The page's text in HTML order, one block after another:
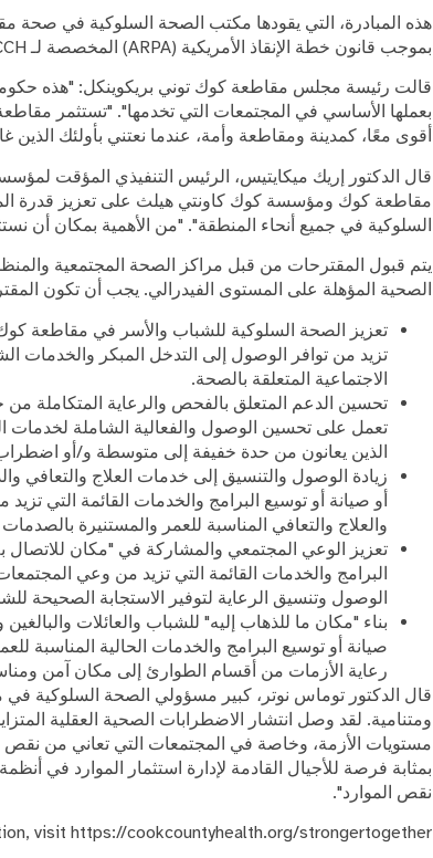
بموجب قانون خطة الإنقاذ الأمريكية (ARPA) المخصصة لـ CCH من قبل
قالت رئيسة مجلس مقاطعة كوك توني بريكوينكل: "هذه
بعملها الأساسي في المجتمعات التي تخدمها". "تستثمر
أقوى معًا، كمدينة ومقاطعة وأمة، عندما نعتني بأولئك الذين
قال الدكتور إريك ميكايتيس، الرئيس التنفيذي المؤقت
مقاطعة كوك ومؤسسة كوك كاونتي هيلث على تعزيز قدرة
السلوكية في جميع أنحاء المنطقة". "من الأهمية بمكان أن
يتم قبول المقترحات من قبل مراكز الصحة المجتمعية
الصحية المؤهلة على المستوى الفيدرالي. يجب أن تكون
تعزيز الصحة السلوكية للشباب والأسر في مقاطعة
تزيد من توافر الوصول إلى التدخل المبكر والخدمات
الاجتماعية المتعلقة بالصحة.
تحسين الدعم المتعلق بالفحص والرعاية المتكاملة من
تعمل على تحسين الوصول والفعالية الشاملة لخدمات
الذين يعانون من حدة خفيفة إلى متوسطة و/أو
زيادة الوصول والتنسيق إلى خدمات العلاج والتعافي
أو صيانة أو توسيع البرامج والخدمات القائمة التي
والعلاج والتعافي المناسبة للعمر والمستنيرة
تعزيز الوعي المجتمعي والمشاركة في "مكان
البرامج والخدمات القائمة التي تزيد من وعي
الوصول وتنسيق الرعاية لتوفير الاستجابة الصحيحة
بناء "مكان ما للذهاب إليه" للشباب والعائلات
صيانة أو توسيع البرامج والخدمات الحالية المناسبة
رعاية الأزمات من أقسام الطوارئ إلى مكان آمن
قال الدكتور توماس نوتر، كبير مسؤولي الصحة السلوكية في
ومتنامية. لقد وصل انتشار الاضطرابات الصحية العقلية
مستويات الأزمة، وخاصة في المجتمعات التي تعاني من نقص
بمثابة فرصة للأجيال القادمة لإدارة استثمار الموارد في
نقص الموارد".
visit https://cookcountyhealth.org/strongertogether.`